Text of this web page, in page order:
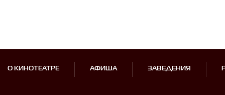
О КИНОТЕАТРЕ АФИША ЗАВЕДЕНИЯ